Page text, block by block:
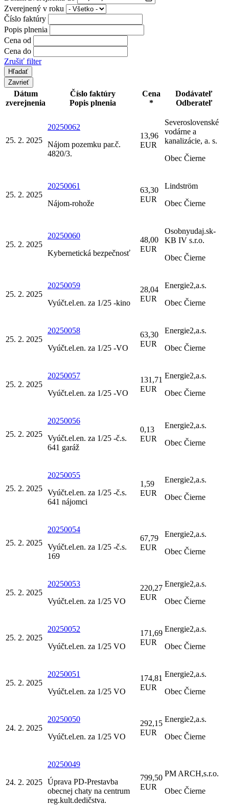
Zverejnený v roku
Číslo faktúry
Popis plnenia
Cena od
Cena do
Zrušiť filter
Zavrieť
Dátum
zverejnenia
Číslo faktúry
Popis plnenia
Cena
*
Dodávateľ
Odberateľ
25. 2. 2025
20250062
Nájom pozemku par.č.
4820/3.
13,96
EUR
Severoslovenské
vodárne a
kanalizácie, a. s.
Obec Čierne
25. 2. 2025
20250061
Nájom-rohože
63,30
EUR
Lindström
Obec Čierne
25. 2. 2025
20250060
Kybernetická bezpečnosť
48,00
EUR
Osobnyudaj.sk-
KB IV s.r.o.
Obec Čierne
25. 2. 2025
20250059
Vyúčt.el.en. za 1/25 -kino
28,04
EUR
Energie2,a.s.
Obec Čierne
25. 2. 2025
20250058
Vyúčt.el.en. za 1/25 -VO
63,30
EUR
Energie2,a.s.
Obec Čierne
25. 2. 2025
20250057
Vyúčt.el.en. za 1/25 -VO
131,71
EUR
Energie2,a.s.
Obec Čierne
25. 2. 2025
20250056
Vyúčt.el.en. za 1/25 -č.s.
641 garáž
0,13
EUR
Energie2,a.s.
Obec Čierne
25. 2. 2025
20250055
Vyúčt.el.en. za 1/25 -č.s.
641 nájomci
1,59
EUR
Energie2,a.s.
Obec Čierne
25. 2. 2025
20250054
Vyúčt.el.en. za 1/25 -č.s.
169
67,79
EUR
Energie2,a.s.
Obec Čierne
25. 2. 2025
20250053
Vyúčt.el.en. za 1/25 VO
220,27
EUR
Energie2,a.s.
Obec Čierne
25. 2. 2025
20250052
Vyúčt.el.en. za 1/25 VO
171,69
EUR
Energie2,a.s.
Obec Čierne
25. 2. 2025
20250051
Vyúčt.el.en. za 1/25 VO
174,81
EUR
Energie2,a.s.
Obec Čierne
24. 2. 2025
20250050
Vyúčt.el.en. za 1/25 VO
292,15
EUR
Energie2,a.s.
Obec Čierne
24. 2. 2025
20250049
Úprava PD-Prestavba
obecnej chaty na centrum
reg.kult.dedičstva.
799,50
EUR
PM ARCH,s.r.o.
Obec Čierne